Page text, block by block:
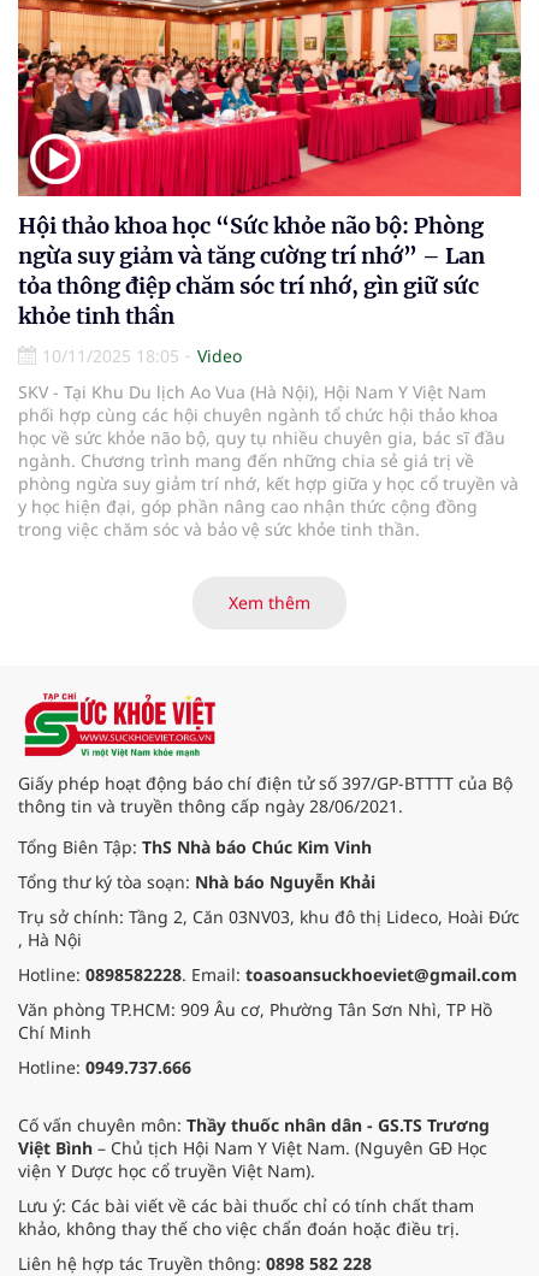
Hội thảo khoa học “Sức khỏe não bộ: Phòng
ngừa suy giảm và tăng cường trí nhớ” – Lan
tỏa thông điệp chăm sóc trí nhớ, gìn giữ sức
khỏe tinh thần
10/11/2025 18:05
Video
SKV - Tại Khu Du lịch Ao Vua (Hà Nội), Hội Nam Y Việt Nam
phối hợp cùng các hội chuyên ngành tổ chức hội thảo khoa
học về sức khỏe não bộ, quy tụ nhiều chuyên gia, bác sĩ đầu
ngành. Chương trình mang đến những chia sẻ giá trị về
phòng ngừa suy giảm trí nhớ, kết hợp giữa y học cổ truyền và
y học hiện đại, góp phần nâng cao nhận thức cộng đồng
trong việc chăm sóc và bảo vệ sức khỏe tinh thần.
Xem thêm
Giấy phép hoạt động báo chí điện tử số 397/GP-BTTTT của Bộ
thông tin và truyền thông cấp ngày 28/06/2021.
Tổng Biên Tập: ThS Nhà báo Chúc Kim Vinh
Tổng thư ký tòa soạn: Nhà báo Nguyễn Khải
Trụ sở chính: Tầng 2, Căn 03NV03, khu đô thị Lideco, Hoài Đức
, Hà Nội
Hotline: 0898582228. Email: toasoansuckhoeviet@gmail.com
Văn phòng TP.HCM: 909 Âu cơ, Phường Tân Sơn Nhì, TP Hồ
Chí Minh
Hotline: 0949.737.666
Cố vấn chuyên môn: Thầy thuốc nhân dân - GS.TS Trương
Việt Bình – Chủ tịch Hội Nam Y Việt Nam. (Nguyên GĐ Học
viện Y Dược học cổ truyền Việt Nam).
Lưu ý: Các bài viết về các bài thuốc chỉ có tính chất tham
khảo, không thay thế cho việc chẩn đoán hoặc điều trị.
Liên hệ hợp tác Truyền thông: 0898 582 228